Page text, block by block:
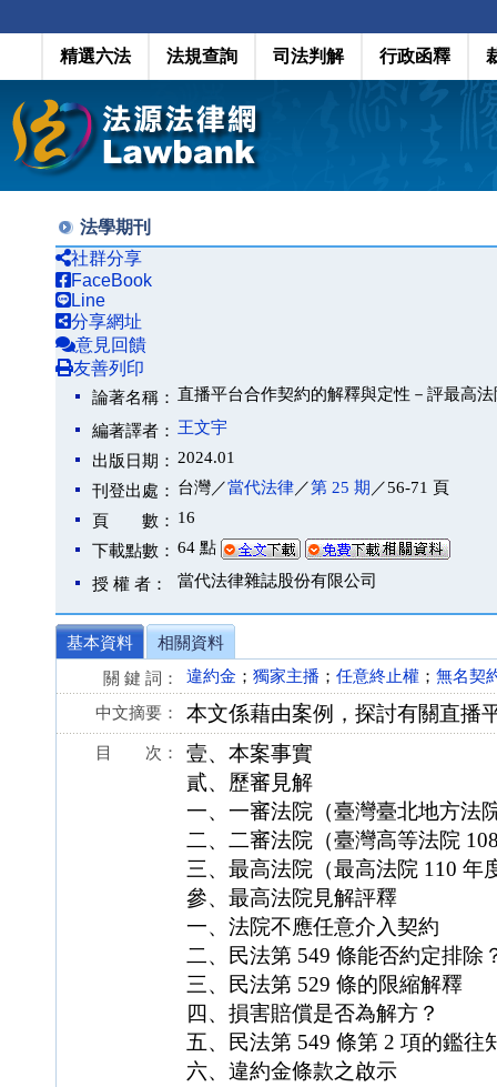
精選六法 法規查詢 司法判解 行政函釋
法學期刊
社群分享
FaceBook
Line
分享網址
意見回饋
友善列印
論著名稱： 直播平台合作契約的解釋與定性－評最高
編著譯者： 王文宇
出版日期： 2024.01
刊登出處： 台灣／當代法律／第 25 期 ／56-71 頁
頁 數： 16
下載點數： 64 點
授 權 者： 當代法律雜誌股份有限公司
基本資料
相關資料
關 鍵 詞：
違約金 ； 獨家主播 ； 任意終止權 ； 無名契
中文摘要： 本文係藉由案例，探討有關直播
目 次：
壹、本案事實
貳、歷審見解
一、一審法院（臺灣臺北地方法
二、二審法院（臺灣高等法院
三、最高法院（最高法院 110 年
參、最高法院見解評釋
一、法院不應任意介入契約
二、民法第 549 條能否約定排除
三、民法第 529 條的限縮解釋
四、損害賠償是否為解方？
五、民法第 549 條第 2 項的鑑往
六、違約金條款之啟示